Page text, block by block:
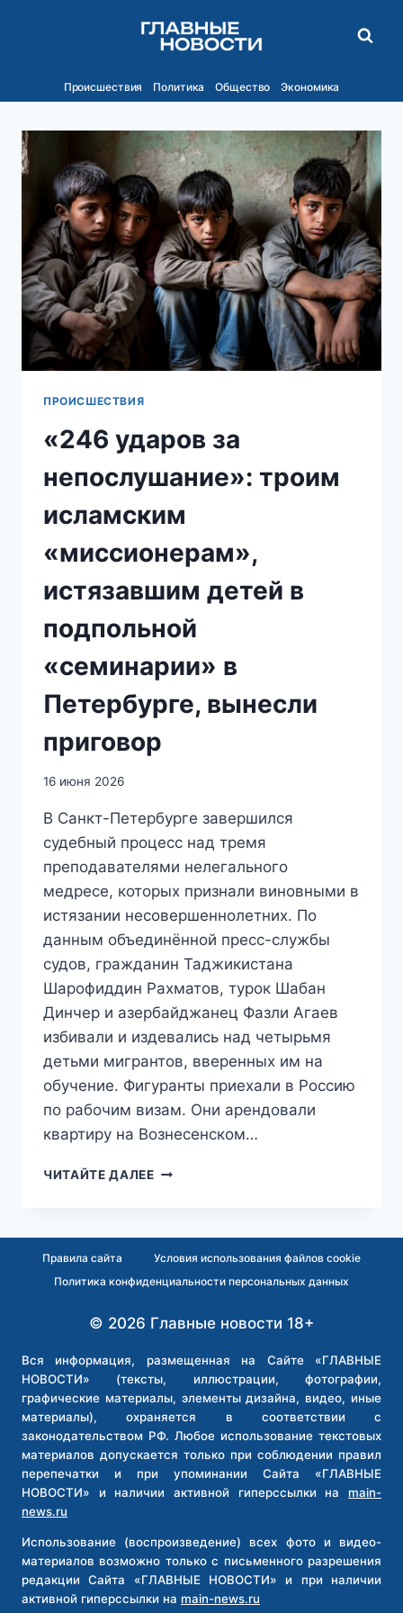
Происшествия Политика Общество Экономика
ПРОИСШЕСТВИЯ
«246 ударов за
непослушание»: троим
исламским
«миссионерам»,
истязавшим детей в
подпольной
«семинарии» в
Петербурге, вынесли
приговор
16 июня 2026
В Санкт-Петербурге завершился
судебный процесс над тремя
преподавателями нелегального
медресе, которых признали виновными в
истязании несовершеннолетних. По
данным объединённой пресс-службы
судов, гражданин Таджикистана
Шарофиддин Рахматов, турок Шабан
Динчер и азербайджанец Фазли Агаев
избивали и издевались над четырьмя
детьми мигрантов, вверенных им на
обучение. Фигуранты приехали в Россию
по рабочим визам. Они арендовали
квартиру на Вознесенском…
ЧИТАЙТЕ ДАЛЕЕ«246
ИСЛАМСКИМ
«МИССИОНЕРАМ»,
ДЕТЕЙ
ПОДПОЛЬНОЙ
«СЕМИНАРИИ»
В
ПЕТЕРБУРГЕ,
ВЫНЕСЛИ
ПРИГОВОР
Правила сайта
Условия использования файлов cookie
Политика конфиденциальности персональных данных
© 2026 Главные новости 18+
Вся информация, размещенная на Сайте «ГЛАВНЫЕ
НОВОСТИ» (тексты, иллюстрации, фотографии,
графические материалы, элементы дизайна, видео, иные
материалы), охраняется в соответствии с
законодательством РФ. Любое использование текстовых
материалов допускается только при соблюдении правил
перепечатки и при упоминании Сайта «ГЛАВНЫЕ
НОВОСТИ» и наличии активной гиперссылки на main-
news.ru
Использование (воспроизведение) всех фото и видео-
материалов возможно только с письменного разрешения
редакции Сайта «ГЛАВНЫЕ НОВОСТИ» и при наличии
активной гиперссылки на main-news.ru